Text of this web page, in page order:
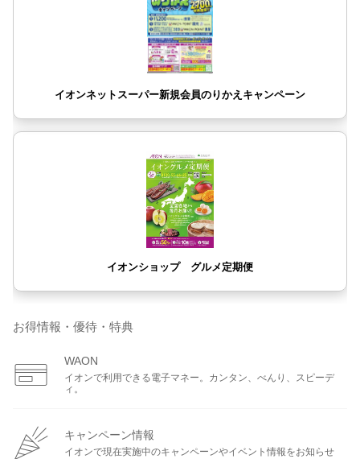
お得情報・優待・特典
WAON
イオンで利用できる電子マネー。カンタン、べんり、スピーデ
ィ。
キャンペーン情報
イオンで現在実施中のキャンペーンやイベント情報をお知らせ